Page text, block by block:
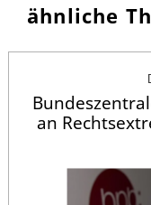
ähnliche
an